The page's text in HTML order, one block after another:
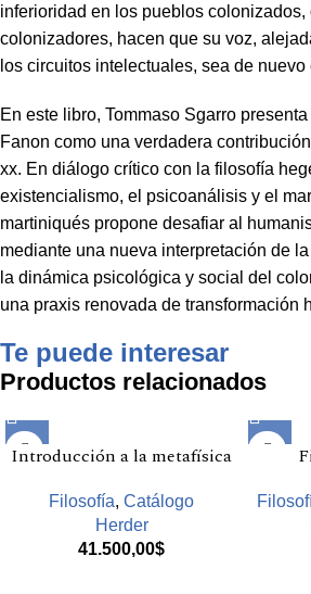
inferioridad en los pueblos
colonizadores, hacen que su voz,
los circuitos intelectuales, sea de nuevo
En este libro, Tommaso Sgarro
Fanon como una verdadera
xx. En diálogo crítico con la filosofía
existencialismo, el psicoanálisis y el
martiniqués propone desafiar al
mediante una nueva interpretación de
la dinámica psicológica y social del
una praxis renovada de transformación
Te puede interesar
Productos relacionados
Introducción a la metafísica
Filosofía, Catálogo
Herder
41.500,00$